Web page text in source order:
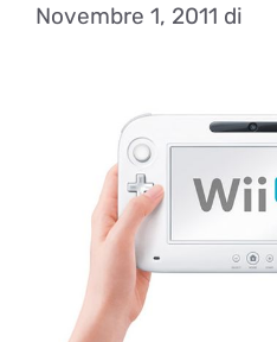
Novembre 1, 2011 di